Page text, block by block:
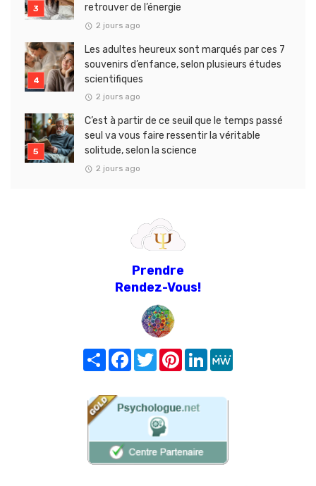
retrouver de l’énergie
2 jours ago
Les adultes heureux sont marqués par ces 7
souvenirs d’enfance, selon plusieurs études
scientifiques
2 jours ago
C’est à partir de ce seuil que le temps passé
seul va vous faire ressentir la véritable
solitude, selon la science
2 jours ago
Prendre
Rendez-Vous!
Share FacebookTwitterPinterest
LinkedIn